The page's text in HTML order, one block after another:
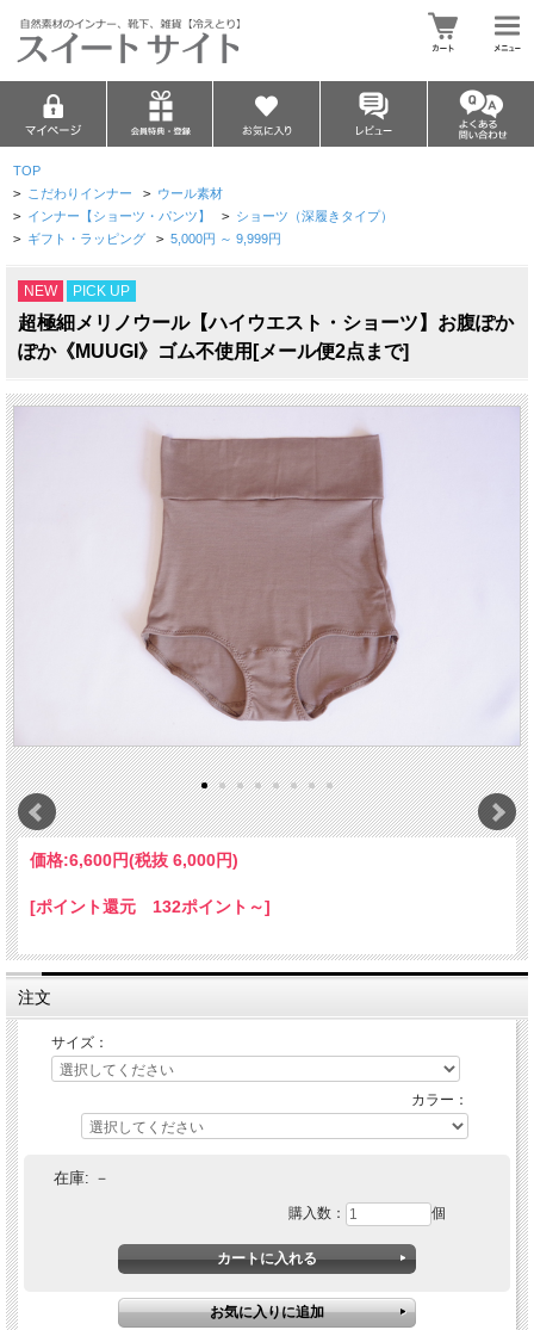
TOP
> こだわりインナー > ウール素材
> インナー【ショーツ・パンツ】 > ショーツ（深履きタイプ）
> ギフト・ラッピング > 5,000円 ～ 9,999円
NEW PICK UP
超極細メリノウール【ハイウエスト・ショーツ】お腹ぽか
ぽか《MUUGI》ゴム不使用[メール便2点まで]
価格:6,600円(税抜 6,000円)
[ポイント還元 132ポイント～]
注文
サイズ：
カラー：
在庫: －
購入数： 個